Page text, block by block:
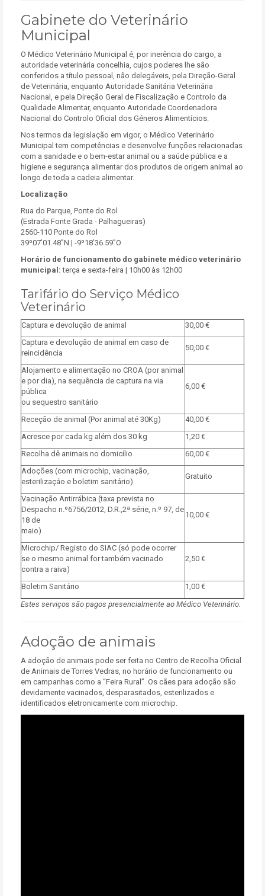
Gabinete do Veterinário
Municipal
O Médico Veterinário Municipal é, por inerência do cargo, a
autoridade veterinária concelhia, cujos poderes lhe são
conferidos a título pessoal, não delegáveis, pela Direção-Geral
de Veterinária, enquanto Autoridade Sanitária Veterinária
Nacional, e pela Direção Geral de Fiscalização e Controlo da
Qualidade Alimentar, enquanto Autoridade Coordenadora
Nacional do Controlo Oficial dos Géneros Alimentícios.
Nos termos da legislação em vigor, o Médico Veterinário
Municipal tem competências e desenvolve funções relacionadas
com a sanidade e o bem-estar animal ou a saúde pública e a
higiene e segurança alimentar dos produtos de origem animal ao
longo de toda a cadeia alimentar.
Localização
Rua do Parque, Ponte do Rol
(Estrada Fonte Grada - Palhagueiras)
2560-110 Ponte do Rol
39º07’01.48”N | -9º18’36.59”O
Horário de funcionamento do gabinete médico veterinário
municipal: terça e sexta-feira | 10h00 às 12h00
Tarifário do Serviço Médico
Veterinário
Captura e devolução de animal
30,00 €
Captura e devolução de animal em caso de
reincidência
50,00 €
Alojamento e alimentação no CROA (por animal
e por dia), na sequência de captura na via
pública
ou sequestro sanitário
6,00 €
Receção de animal (Por animal até 30Kg)
40,00 €
Acresce por cada kg além dos 30 kg
1,20 €
Recolha dê animais no domicílio
60,00 €
Adoções (com microchip, vacinação,
esterilizaçáo e boletim sanitário)
Gratuito
Vacinação Antirrábica (taxa prevista no
Despacho n.º6756/2012, D.R.,2ª série, n.º 97, de
18 de
maio)
10,00 €
Microchip/ Registo do SIAC (só pode ocorrer
se o mesmo animal for também vacinado
contra a raiva)
2,50 €
Boletim Sanitário
1,00 €
Estes serviços são pagos presencialmente ao Médico Veterinário.
Adoção de animais
A adoção de animais pode ser feita no Centro de Recolha Oficial
de Animais de Torres Vedras, no horário de funcionamento ou
em campanhas como a “Feira Rural”. Os cães para adoção são
devidamente vacinados, desparasitados, esterilizados e
identificados eletronicamente com microchip.